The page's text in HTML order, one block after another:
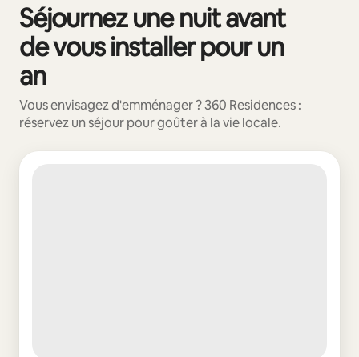
Séjournez une nuit avant
de vous installer pour un
an
Vous envisagez d'emménager ? 360 Residences :
réservez un séjour pour goûter à la vie locale.
0 sur 0 élément visible